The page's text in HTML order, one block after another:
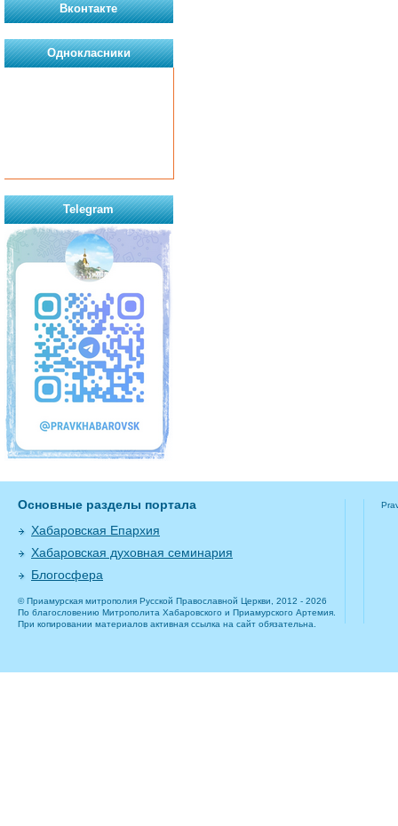
Вконтакте
Однокласники
Telegram
Основные разделы портала
Хабаровская Епархия
Хабаровская духовная семинария
Блогосфера
© Приамурская митрополия Русской Православной Церкви, 2012 - 2026
По благословению Митрополита Хабаровского и Приамурского Артемия.
При копировании материалов активная ссылка на сайт обязательна.